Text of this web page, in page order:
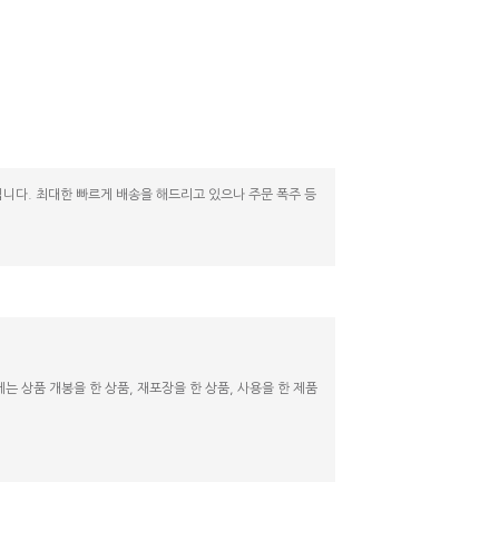
다. 최대한 빠르게 배송을 해드리고 있으나 주문 폭주 등
상품 개봉을 한 상품, 재포장을 한 상품, 사용을 한 제품